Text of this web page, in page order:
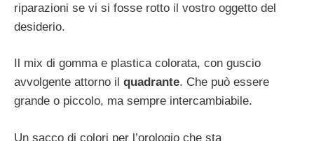
riparazioni se vi si fosse rotto il vostro oggetto del
desiderio.
Il mix di gomma e plastica colorata, con guscio
avvolgente attorno il quadrante. Che può essere
grande o piccolo, ma sempre intercambiabile.
Un sacco di colori per l’orologio che sta